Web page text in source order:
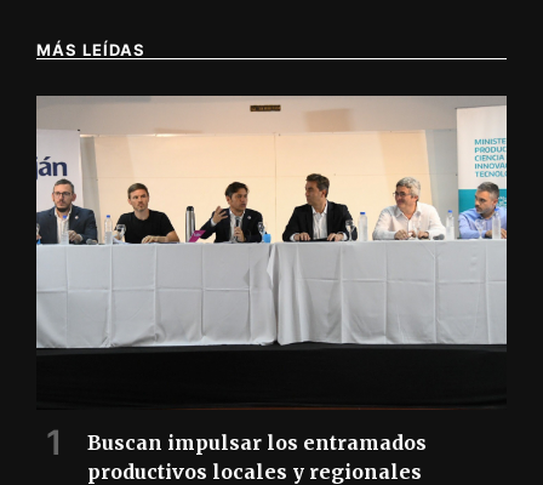
MÁS LEÍDAS
Buscan impulsar los entramados
productivos locales y regionales